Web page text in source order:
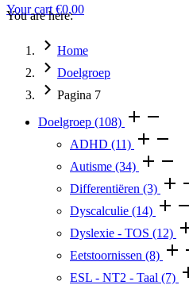
Your cart €0,00
You are here:
Home
Doelgroep
Pagina 7
Doelgroep (108)
ADHD (11)
Autisme (34)
Differentiëren (3)
Dyscalculie (14)
Dyslexie - TOS (12)
Eetstoornissen (8)
ESL - NT2 - Taal (7)